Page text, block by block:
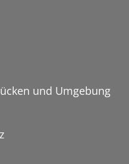
und Umgebung